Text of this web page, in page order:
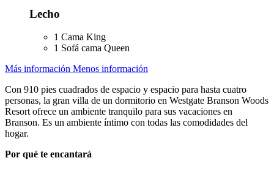
Lecho
1 Cama King
1 Sofá cama Queen
Más información Menos información
Con 910 pies cuadrados de espacio y espacio para hasta cuatro
personas, la gran villa de un dormitorio en Westgate Branson Woods
Resort ofrece un ambiente tranquilo para sus vacaciones en
Branson. Es un ambiente íntimo con todas las comodidades del
hogar.
Por qué te encantará